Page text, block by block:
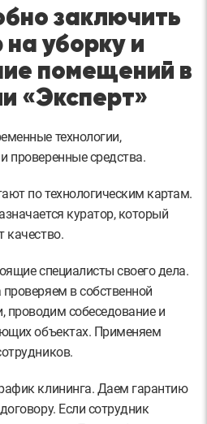
заключить
уборку и
помещений в
«Эксперт»
технологии,
проверенные средства.
по технологическим картам.
куратор, который
качество.
специалисты своего дела.
в собственной
проводим собеседование и
объектах. Применяем
клининга. Даем гарантию
Если сотрудник